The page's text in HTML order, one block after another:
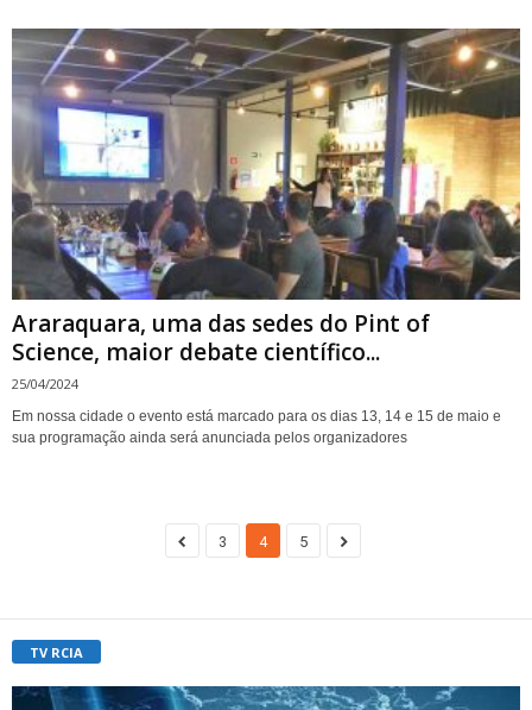
Araraquara, uma das sedes do Pint of
Science, maior debate científico...
25/04/2024
Em nossa cidade o evento está marcado para os dias 13, 14 e 15 de maio e
sua programação ainda será anunciada pelos organizadores
3 4 5
TV RCIA